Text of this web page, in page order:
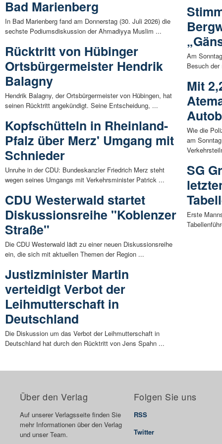
Bad Marienberg
In Bad Marienberg fand am Donnerstag (30. Juli 2026) die
sechste Podiumsdiskussion der Ahmadiyya Muslim ...
Rücktritt von Hübinger
Ortsbürgermeister Hendrik
Balagny
Hendrik Balagny, der Ortsbürgermeister von Hübingen, hat
seinen Rücktritt angekündigt. Seine Entscheidung, ...
Kopfschütteln in Rheinland-
Pfalz über Merz' Umgang mit
Schnieder
Unruhe in der CDU: Bundeskanzler Friedrich Merz steht
wegen seines Umgangs mit Verkehrsminister Patrick ...
CDU Westerwald startet
Diskussionsreihe "Koblenzer
Straße"
Die CDU Westerwald lädt zu einer neuen Diskussionsreihe
ein, die sich mit aktuellen Themen der Region ...
Justizminister Martin
verteidigt Verbot der
Leihmutterschaft in
Deutschland
Die Diskussion um das Verbot der Leihmutterschaft in
Deutschland hat durch den Rücktritt von Jens Spahn ...
Am
Besuch der
Mit
Wie die
am
SG
Erste
Über den Verlag
Auf unserer Verlagsseite finden Sie
mehr Informationen über den Verlag
und unser Team.
Folgen Sie uns
RSS
Twitter